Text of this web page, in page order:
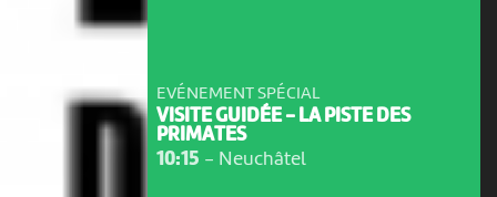
EVÉNEMENT SPÉCIAL
VISITE GUIDÉE - LA PISTE DES
PRIMATES
10:15 - Neuchâtel